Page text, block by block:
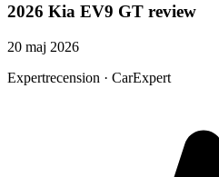
2026 Kia EV9 GT review
20 maj 2026
Expertrecension · CarExpert